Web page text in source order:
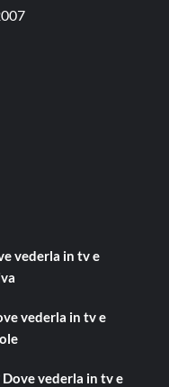
vederla in tv e
vederla in tv e
vederla in tv e